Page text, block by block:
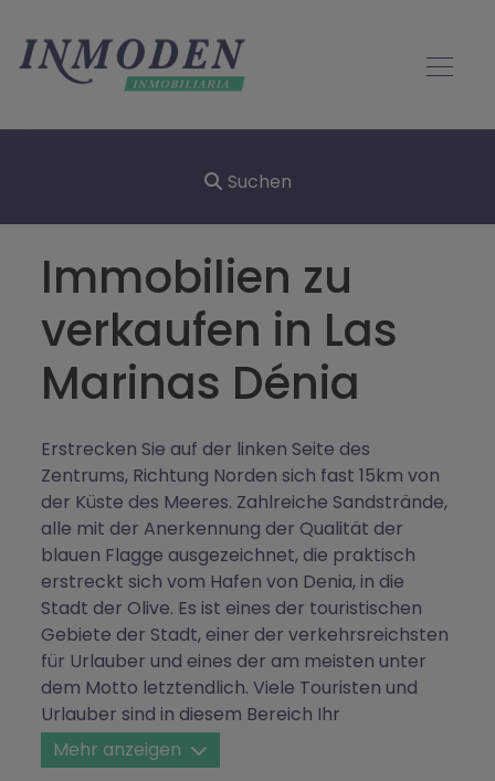
Suchen
Immobilien zu
verkaufen in Las
Marinas Dénia
Erstrecken Sie auf der linken Seite des
Zentrums, Richtung Norden sich fast 15km von
der Küste des Meeres. Zahlreiche Sandstrände,
alle mit der Anerkennung der Qualität der
blauen Flagge ausgezeichnet, die praktisch
erstreckt sich vom Hafen von Denia, in die
Stadt der Olive. Es ist eines der touristischen
Gebiete der Stadt, einer der verkehrsreichsten
für Urlauber und eines der am meisten unter
dem Motto letztendlich. Viele Touristen und
Urlauber sind in diesem Bereich Ihr
Feriendomizil, da gibt es viele Wohnsiedlungen,
Wohnungen und Wohngegenden, die genießen
Mehr anzeigen